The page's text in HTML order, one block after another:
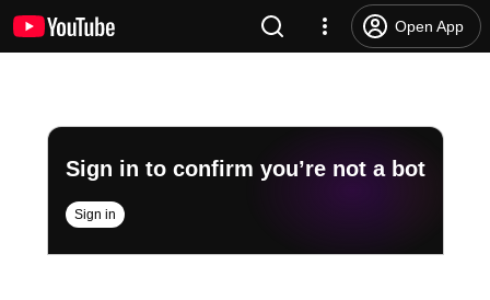
Open App
Sign in to confirm you’re not a bot
Sign in